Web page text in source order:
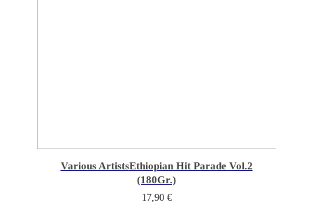
Various ArtistsEthiopian Hit Parade Vol.2
(180Gr.)
17,90 €